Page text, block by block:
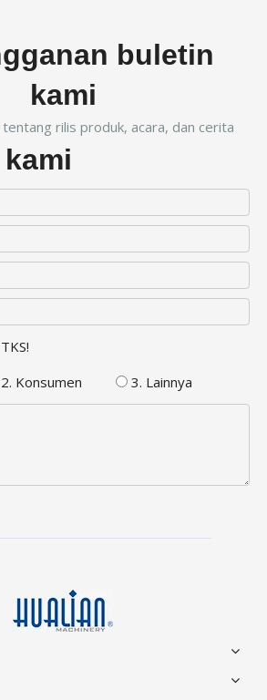
buletin
kami
rilis produk, acara, dan cerita
2. Konsumen 3. Lainnya